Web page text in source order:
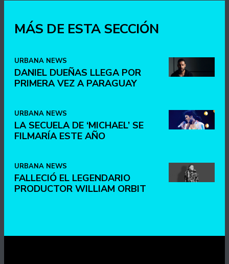
MÁS DE ESTA SECCIÓN
URBANA NEWS
DANIEL DUEÑAS LLEGA POR
PRIMERA VEZ A PARAGUAY
URBANA NEWS
LA SECUELA DE ‘MICHAEL’ SE
FILMARÍA ESTE AÑO
URBANA NEWS
FALLECIÓ EL LEGENDARIO
PRODUCTOR WILLIAM ORBIT